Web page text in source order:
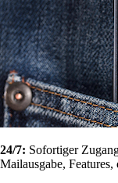
24/7: Sofortiger
Mailausgabe, Features,